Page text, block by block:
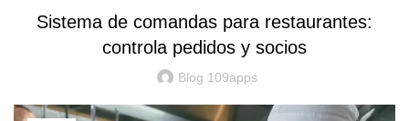
Sistema de comandas para restaurantes:
controla pedidos y socios
Blog 109apps